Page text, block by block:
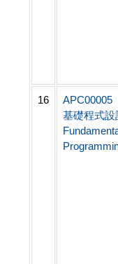
16
APC00005
基礎程式設